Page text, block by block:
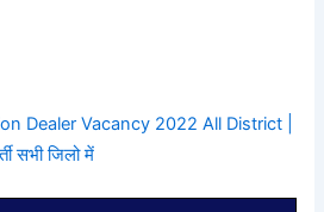
Dealer Vacancy 2022 All District |
सभी जिलो में